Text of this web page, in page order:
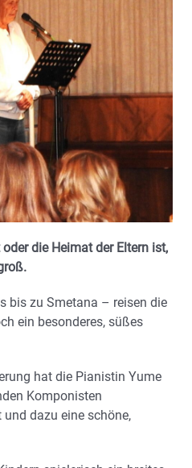
die Heimat der Eltern ist,
bis zu Smetana – reisen die
ein besonderes, süßes
hat die Pianistin Yume
Komponisten
dazu eine schöne,